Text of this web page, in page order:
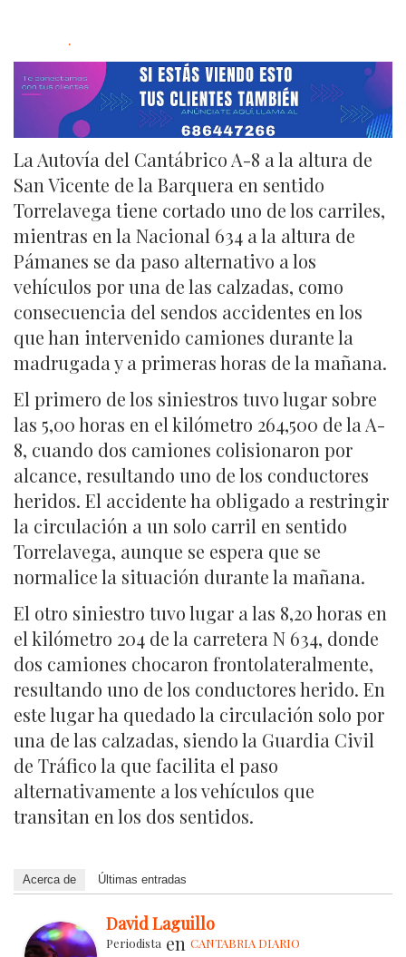
.
La Autovía del Cantábrico A-8 a la altura de
San Vicente de la Barquera en sentido
Torrelavega tiene cortado uno de los carriles,
mientras en la Nacional 634 a la altura de
Pámanes se da paso alternativo a los
vehículos por una de las calzadas, como
consecuencia del sendos accidentes en los
que han intervenido camiones durante la
madrugada y a primeras horas de la mañana.
El primero de los siniestros tuvo lugar sobre
las 5,00 horas en el kilómetro 264,500 de la A-
8, cuando dos camiones colisionaron por
alcance, resultando uno de los conductores
heridos. El accidente ha obligado a restringir
la circulación a un solo carril en sentido
Torrelavega, aunque se espera que se
normalice la situación durante la mañana.
El otro siniestro tuvo lugar a las 8,20 horas en
el kilómetro 204 de la carretera N 634, donde
dos camiones chocaron frontolateralmente,
resultando uno de los conductores herido. En
este lugar ha quedado la circulación solo por
una de las calzadas, siendo la Guardia Civil
de Tráfico la que facilita el paso
alternativamente a los vehículos que
transitan en los dos sentidos.
Acerca de Últimas entradas
David Laguillo
Periodista en CANTABRIA DIARIO